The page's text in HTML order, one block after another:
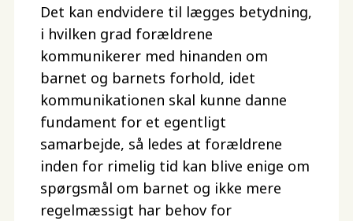
Det kan endvidere til lægges betydning,
i hvilken grad forældrene
kommunikerer med hinanden om
barnet og barnets forhold, idet
kommunikationen skal kunne danne
fundament for et egentligt
samarbejde, så ledes at forældrene
inden for rimelig tid kan blive enige om
spørgsmål om barnet og ikke mere
regelmæssigt har behov for